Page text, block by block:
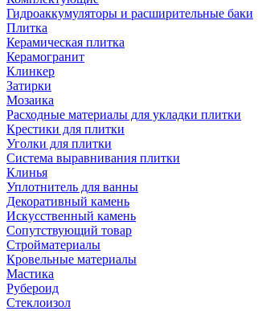
Гидроаккумуляторы и расширительные баки
Плитка
Керамическая плитка
Керамогранит
Клинкер
Затирки
Мозаика
Расходные материалы для укладки плитки
Крестики для плитки
Уголки для плитки
Система выравнивания плитки
Клинья
Уплотнитель для ванны
Декоративный камень
Искусственный камень
Сопутствующий товар
Стройматериалы
Кровельные материалы
Мастика
Рубероид
Стеклоизол